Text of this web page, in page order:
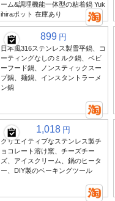
ーム&調理機能一体型の粘着鍋 Yuk
ihiraポット 在庫あり
899 円
日本風316ステンレス製雪平鍋、コ
ーティングなしのミルク鍋、ベビ
ーフード鍋、ノンスティックスー
プ鍋、麺鍋、インスタントラーメ
ン鍋
1,018 円
クリエイティブなステンレス製チ
ョコレート溶け窯、チーズチー
ズ、アイスクリーム、鍋のヒータ
ー、DIY製のベーキングツール